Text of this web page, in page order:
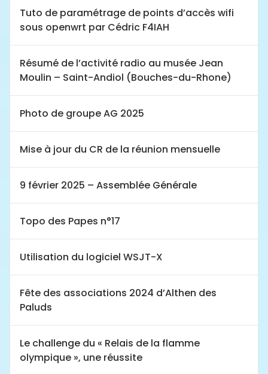
Tuto de paramétrage de points d’accès wifi
sous openwrt par Cédric F4IAH
Résumé de l’activité radio au musée Jean
Moulin – Saint-Andiol (Bouches-du-Rhone)
Photo de groupe AG 2025
Mise à jour du CR de la réunion mensuelle
9 février 2025 – Assemblée Générale
Topo des Papes n°17
Utilisation du logiciel WSJT-X
Fête des associations 2024 d’Althen des
Paluds
Le challenge du « Relais de la flamme
olympique », une réussite